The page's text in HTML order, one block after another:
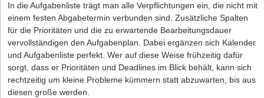
bzw. müssen. Handelt es sich eher um einen Plan/Wunsch, den
Sie vielleicht irgendwann mal angehen könnten, dann legen Sie
ihn in dem neu anzulegenden Ordner „Vielleicht irgendwann
mal“ ab. Diesen Ordner schauen Sie zukünftig, wenn Ihnen
danach ist, einfach mal durch. Sobald der Moment kommt, an
dem Sie sagen: „Ja, das kann ich jetzt wirklich mal angehen!“,
wandert der Plan/Wunsch in die Kategorie „aktiv“.
In die Aufgabenliste trägt man alle Verpflichtungen ein, die nicht mit
einem festen Abgabetermin verbunden sind. Zusätzliche Spalten
für die Prioritäten und die zu erwartende Bearbeitungsdauer
vervollständigen den Aufgabenplan. Dabei ergänzen sich Kalender
und Aufgabenliste perfekt. Wer auf diese Weise frühzeitig dafür
sorgt, dass er Prioritäten und Deadlines im Blick behält, kann sich
rechtzeitig um kleine Probleme kümmern statt abzuwarten, bis aus
diesen große werden.